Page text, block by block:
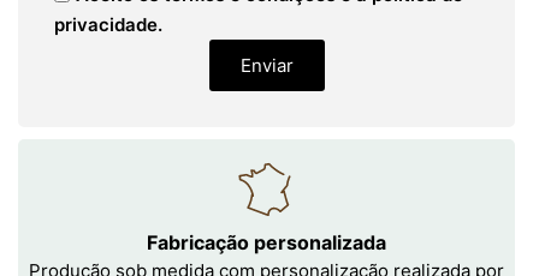
privacidade.
Enviar
Fabricação personalizada
Produção sob medida com personalização realizada por